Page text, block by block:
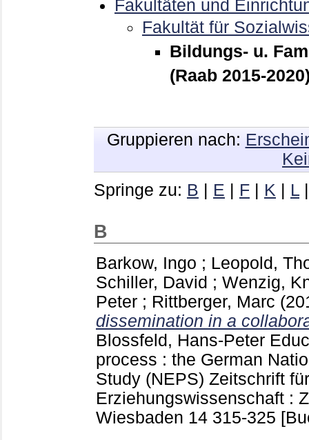
Fakultäten und
Fakultät für
Bildungs- u.
(Raab 2015-
Gruppieren nach:
Springe zu: B | E | F | K | L
B
Barkow, Ingo ; Leopold,
Schiller, David ; Wenzig,
Peter ; Rittberger, Marc
dissemination in a
Blossfeld, Hans-Peter
process : the German
Study (NEPS) Zeitschrift für
Erziehungswissenschaft :
Wiesbaden 14 315-325